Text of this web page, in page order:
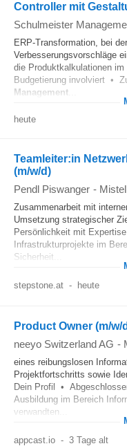
Controller mit
Schulmeister
ERP-Transformation, bei
Verbesserungsvorschläge
die Produktkalkulationen
Budgetierung involviert •
Management
heute
Teamleiter:in
(m/w/d)
Pendl Piswanger -
Zusammenarbeit mit
Umsetzung strategischer
Persönlichkeit mit
Infrastrukturprojekte im
Sicherheit...
stepstone.at - heute
Product Owner (m/
neeyo Switzerland AG -
eines reibungslosen
Projektfortschritts sowie
Dein Profil •
Ausbildung im Bereich
verwandten...
appcast.io - 3 Tage alt